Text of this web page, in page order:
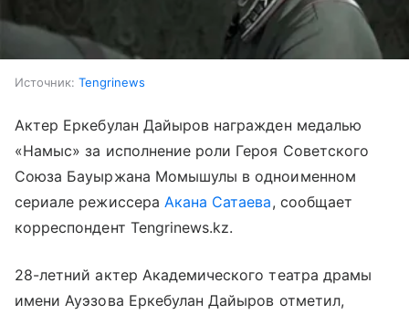
Источник: Tengrinews
Актер Еркебулан Дайыров награжден медалью
«Намыс» за исполнение роли Героя Советского
Союза Бауыржана Момышулы в одноименном
сериале режиссера Акана Сатаева, сообщает
корреспондент Tengrinews.kz.
28-летний актер Академического театра драмы
имени Ауэзова Еркебулан Дайыров отметил,